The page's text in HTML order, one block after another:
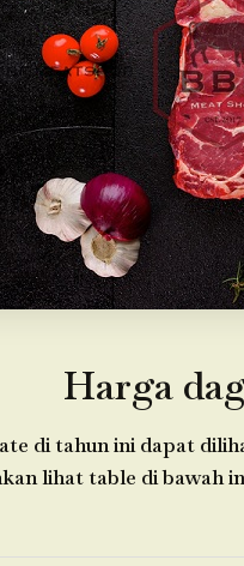
Harga
di tahun ini dapat
lihat table di bawah